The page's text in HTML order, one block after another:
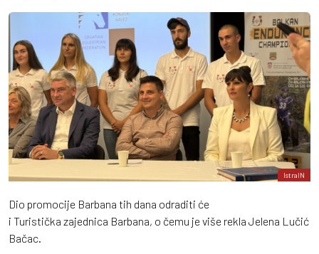
IstraIN
Dio promocije Barbana tih dana odraditi će
i Turistička zajednica Barbana, o čemu je više rekla Jelena Lučić
Bačac.